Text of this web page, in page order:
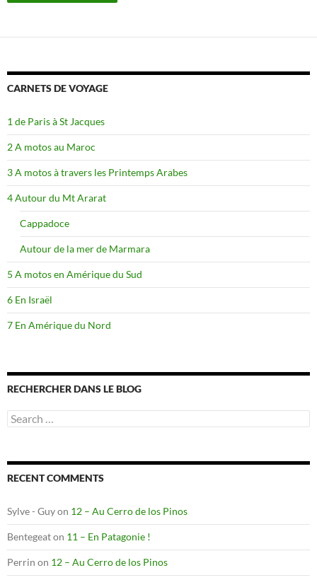
CARNETS DE VOYAGE
1 de Paris à St Jacques
2 A motos au Maroc
3 A motos à travers les Printemps Arabes
4 Autour du Mt Ararat
Cappadoce
Autour de la mer de Marmara
5 A motos en Amérique du Sud
6 En Israël
7 En Amérique du Nord
RECHERCHER DANS LE BLOG
Search
for:
RECENT COMMENTS
Sylve - Guyon 12 – Au Cerro de los Pinos
Bentegeaton 11 – En Patagonie !
Perrin on 12 – Au Cerro de los Pinos